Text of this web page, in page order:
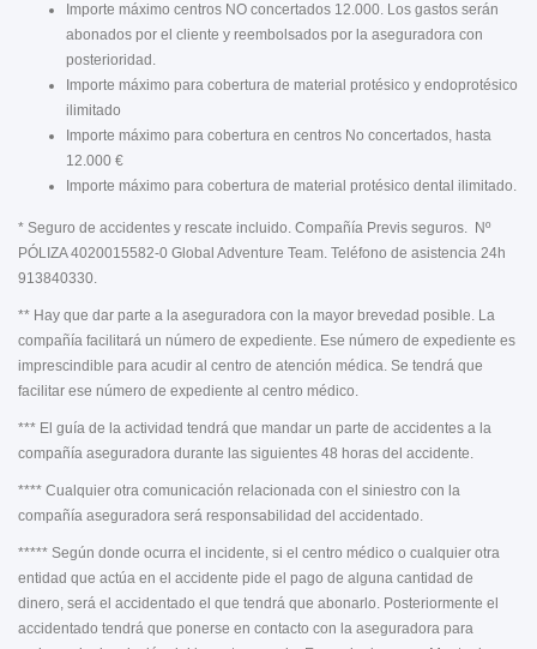
Importe máximo centros NO concertados 12.000. Los gastos serán
abonados por el cliente y reembolsados por la aseguradora con
posterioridad.
Importe máximo para cobertura de material protésico y endoprotésico
ilimitado
Importe máximo para cobertura en centros No concertados, hasta
12.000 €
Importe máximo para cobertura de material protésico dental ilimitado.
* Seguro de accidentes y rescate incluido. Compañía Previs seguros. Nº
PÓLIZA 4020015582-0 Global Adventure Team. Teléfono de asistencia 24h
913840330.
** Hay que dar parte a la aseguradora con la mayor brevedad posible. La
compañía facilitará un número de expediente. Ese número de expediente es
imprescindible para acudir al centro de atención médica. Se tendrá que
facilitar ese número de expediente al centro médico.
*** El guía de la actividad tendrá que mandar un parte de accidentes a la
compañía aseguradora durante las siguientes 48 horas del accidente.
**** Cualquier otra comunicación relacionada con el siniestro con la
compañía aseguradora será responsabilidad del accidentado.
***** Según donde ocurra el incidente, si el centro médico o cualquier otra
entidad que actúa en el accidente pide el pago de alguna cantidad de
dinero, será el accidentado el que tendrá que abonarlo. Posteriormente el
accidentado tendrá que ponerse en contacto con la aseguradora para